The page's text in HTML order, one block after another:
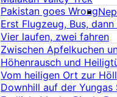
Pakistan goes Wrong
Erst Flugzeug, Bus,
Vier laufen, zwei fahren
Zwischen Apfelkuchen
Höhenrausch und
Vom heiligen Ort zur
Downhill auf der